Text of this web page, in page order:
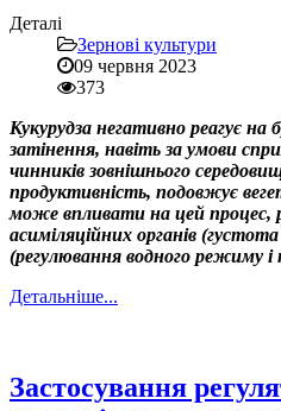
Деталі
Зернові культури
09 червня 2023
373
Кукурудза негативно реагує на
затінення, навіть за умови
чинників зовнішнього
продуктивність, подовжує
може впливати на цей процес,
асиміляційних органів
(регулювання водного режиму
Детальніше...
Застосування